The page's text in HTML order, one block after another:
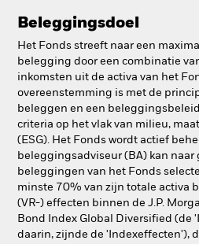
Aladdin
Ons bedrijf
Beleggingsdoel
Het Fonds streeft naar een
belegging door een combinatie
inkomsten uit de activa van het
overeenstemming is met de
beleggen en een
criteria op het vlak van milieu,
(ESG). Het Fonds wordt actief
beleggingsadviseur (BA) kan naar
beleggingen van het Fonds
minste 70% van zijn totale activa
(VR-) effecten binnen de J.P.
Bond Index Global Diversified (de
daarin, zijnde de 'Indexeffecten'),